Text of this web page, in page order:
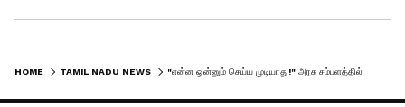
HOME TAMIL NADU NEWS